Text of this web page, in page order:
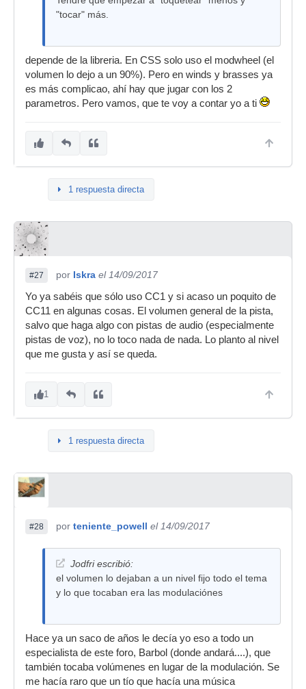
"tocar" más.
depende de la libreria. En CSS solo uso el modwheel (el
volumen lo dejo a un 90%). Pero en winds y brasses ya
es más complicao, ahí hay que jugar con los 2
parametros. Pero vamos, que te voy a contar yo a ti
1 respuesta directa
#27 por Iskra el 14/09/2017
Yo ya sabéis que sólo uso CC1 y si acaso un poquito de
CC11 en algunas cosas. El volumen general de la pista,
salvo que haga algo con pistas de audio (especialmente
pistas de voz), no lo toco nada de nada. Lo planto al nivel
que me gusta y así se queda.
1
1 respuesta directa
#28 por teniente_powell el 14/09/2017
Jodfri escribió:
el volumen lo dejaban a un nivel fijo todo el tema
y lo que tocaban era las modulaciónes
Hace ya un saco de años le decía yo eso a todo un
especialista de este foro, Barbol (donde andará....), que
también tocaba volúmenes en lugar de la modulación. Se
me hacía raro que un tío que hacía una música